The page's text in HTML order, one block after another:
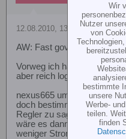
12.08.2010, 13:20
AW: Fast governor am YGE
Vorweg ich habe keine
aber reich logisch würde
nexus665 um dann aber in
doch bestimmt mehr
Regler zu sagen: "So ab
wäre es dann wieder
weniger Strom braucht,
Wir
Nutzer
von
bestimmte
unsere
Werbe-
teilen.
finden